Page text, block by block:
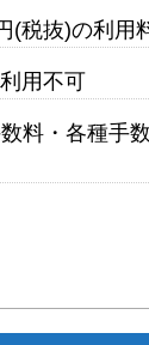
(税抜)の利用
用不可
料・各種手